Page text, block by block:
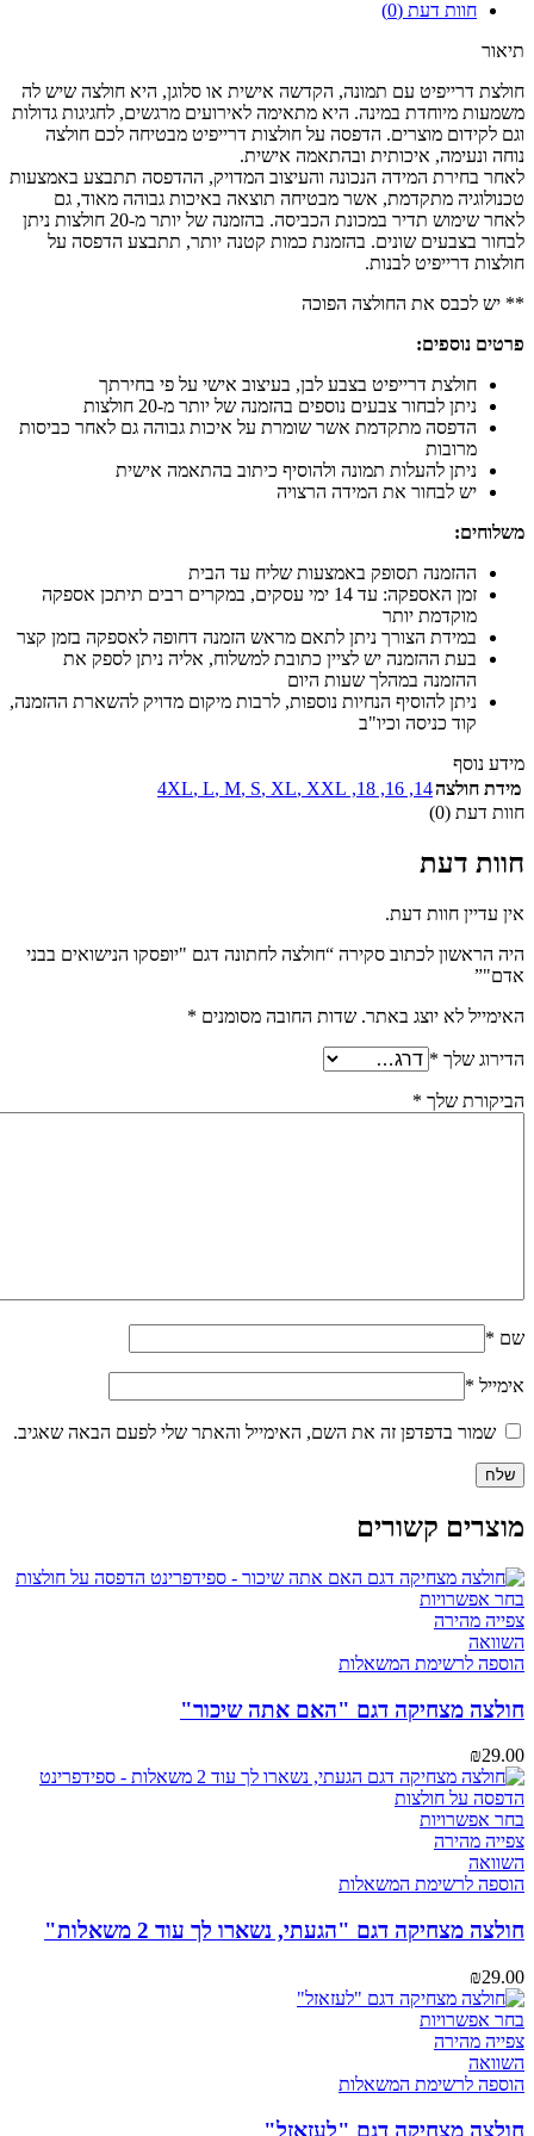
חוות דעת (0)
תיאור
חולצת דרייפיט עם תמונה, הקדשה אישית או סלוגן, היא חולצה שיש לה
משמעות מיוחדת במינה. היא מתאימה לאירועים מרגשים, לחגיגות גדולות
וגם לקידום מוצרים. הדפסה על חולצות דרייפיט מבטיחה לכם חולצה
נוחה ונעימה, איכותית ובהתאמה אישית.
לאחר בחירת המידה הנכונה והעיצוב המדויק, ההדפסה תתבצע באמצעות
טכנולוגיה מתקדמת, אשר מבטיחה תוצאה באיכות גבוהה מאוד, גם
לאחר שימוש תדיר במכונת הכביסה. בהזמנה של יותר מ-20 חולצות ניתן
לבחור בצבעים שונים. בהזמנת כמות קטנה יותר, תתבצע הדפסה על
חולצות דרייפיט לבנות.
** יש לכבס את החולצה הפוכה
פרטים נוספים:
חולצת דרייפיט בצבע לבן, בעיצוב אישי על פי בחירתך
ניתן לבחור צבעים נוספים בהזמנה של יותר מ-20 חולצות
הדפסה מתקדמת אשר שומרת על איכות גבוהה גם לאחר כביסות
מרובות
ניתן להעלות תמונה ולהוסיף כיתוב בהתאמה אישית
יש לבחור את המידה הרצויה
משלוחים:
ההזמנה תסופק באמצעות שליח עד הבית
זמן האספקה: עד 14 ימי עסקים, במקרים רבים תיתכן אספקה
מוקדמת יותר
במידת הצורך ניתן לתאם מראש הזמנה דחופה לאספקה בזמן קצר
בעת ההזמנה יש לציין כתובת למשלוח, אליה ניתן לספק את
ההזמנה במהלך שעות היום
ניתן להוסיף הנחיות נוספות, לרבות מיקום מדויק להשארת ההזמנה,
קוד כניסה וכיו"ב
מידע נוסף
מידת חולצה14
,
16
,
18
,
4XL, L, M, S, XL, XXL
חוות דעת (0)
חוות דעת
אין עדיין חוות דעת.
היה הראשון לכתוב סקירה “חולצה לחתונה דגם "יופסקו הנישואים בבני
אדם"”
האימייל לא יוצג באתר. שדות החובה מסומנים *
הדירוג שלך *
הביקורת שלך *
שם *
אימייל *
שמור בדפדפן זה את השם, האימייל והאתר שלי לפעם הבאה שאגיב.
מוצרים קשורים
בחר אפשרויות
מספר
ניתן
לבחור
האפשרויות
בעמוד
המוצר
צפייה מהירה
השוואה
הוספה לרשימת המשאלות
חולצה מצחיקה דגם "האם אתה שיכור"
₪29.00
בחר אפשרויותלמוצר
מספר
ניתן
לבחור
האפשרויות
בעמוד
המוצר
צפייה מהירה
השוואה
הוספה לרשימת המשאלות
חולצה מצחיקה דגם "הגעתי, נשארו לך עוד 2 משאלות"
₪29.00
בחר אפשרויות
מספר
ניתן
צפייה מהירה
השוואה
הוספה לרשימת המשאלות
חולצה מצחיקה דגם "לעזאזל"